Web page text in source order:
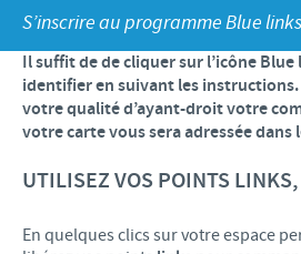
Notre mission
Notre histoire
LE PROGRAMME ETHIQUE ET
GROUPE CEVA
SYSTÈME D'ALERTE
Contributions
Programmes de soutien
Partenariats scientifiques
Programmes terrain
Offre d’emploi
Nos principaux métiers
Processus de recrutement
Votre développement
BLUE LINKS
Privilèges Blue links
CONTACT
S’inscrire au programme Blue
Il suffit de de cliquer sur l’icône
identifier en suivant les
votre qualité d’ayant-droit votre
votre carte vous sera adressée dans
UTILISEZ VOS POINTS
En quelques clics sur votre espace